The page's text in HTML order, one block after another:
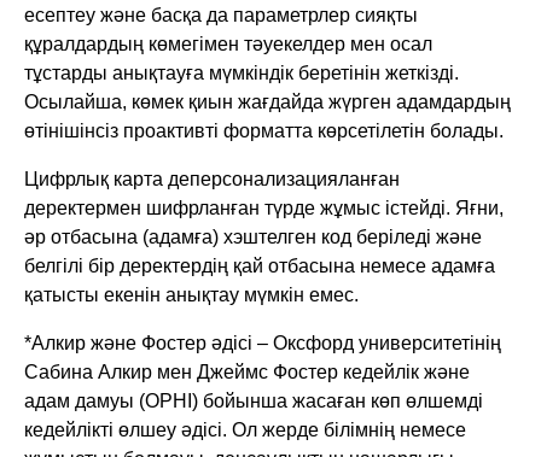
есептеу және басқа да параметрлер сияқты
құралдардың көмегімен тәуекелдер мен осал
тұстарды анықтауға мүмкіндік беретінін жеткізді.
Осылайша, көмек қиын жағдайда жүрген адамдардың
өтінішінсіз проактивті форматта көрсетілетін болады.
Цифрлық карта деперсонализацияланған
деректермен шифрланған түрде жұмыс істейді. Яғни,
әр отбасына (адамға) хэштелген код беріледі және
белгілі бір деректердің қай отбасына немесе адамға
қатысты екенін анықтау мүмкін емес.
*Алкир және Фостер әдісі – Оксфорд университетінің
Сабина Алкир мен Джеймс Фостер кедейлік және
адам дамуы (OPHI) бойынша жасаған көп өлшемді
кедейлікті өлшеу әдісі. Ол жерде білімнің немесе